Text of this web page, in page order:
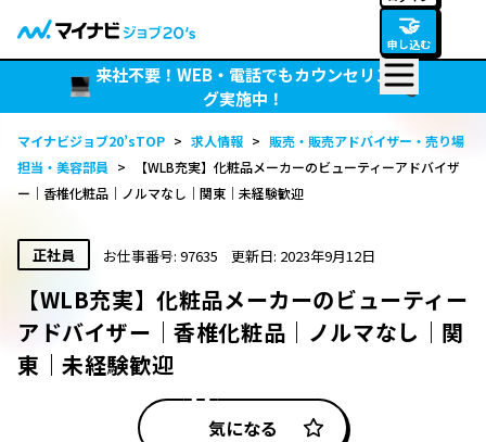
🤝
申し込む
来社不要！WEB・電話でもカウンセリン
グ実施中！
マイナビジョブ20’sTOP > 求人情報 > 販売・販売アドバイザー・売り場
担当・美容部員 >
【WLB充実】化粧品メーカーのビューティーアドバイザ
ー｜香椎化粧品｜ノルマなし｜関東｜未経験歓迎
正社員 お仕事番号: 97635 更新日: 2023年9月12日
【WLB充実】化粧品メーカーのビューティー
アドバイザー｜香椎化粧品｜ノルマなし｜関
東｜未経験歓迎
気になる